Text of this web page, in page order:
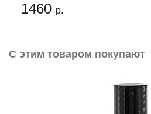
1460 р.
С этим товаром покупают